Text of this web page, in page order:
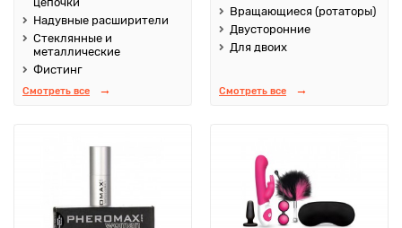
Надувные расширители
Стеклянные и
металлические
Фистинг
Смотреть все
Вращающиеся (ротаторы)
Двусторонние
Для двоих
Смотреть все